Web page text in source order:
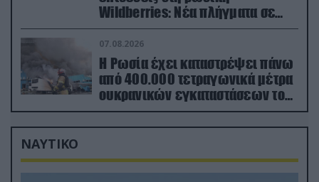
Wildberries: Νέα πλήγματα σε
εγκαταστάσεις στα Ουράλια
07.08.2026
Η Ρωσία έχει καταστρέψει πάνω
από 400.000 τετραγωνικά μέτρα
ουκρανικών εγκαταστάσεων τον
Ιούλιο
ΝΑΥΤΙΚΟ